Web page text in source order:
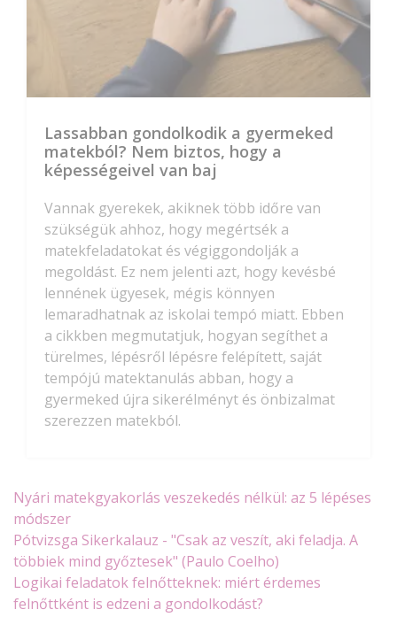
Lassabban gondolkodik a gyermeked
matekból? Nem biztos, hogy a
képességeivel van baj
Vannak gyerekek, akiknek több időre van
szükségük ahhoz, hogy megértsék a
matekfeladatokat és végiggondolják a
megoldást. Ez nem jelenti azt, hogy kevésbé
lennének ügyesek, mégis könnyen
lemaradhatnak az iskolai tempó miatt. Ebben
a cikkben megmutatjuk, hogyan segíthet a
türelmes, lépésről lépésre felépített, saját
tempójú matektanulás abban, hogy a
gyermeked újra sikerélményt és önbizalmat
szerezzen matekból.
Nyári matekgyakorlás veszekedés nélkül: az 5 lépéses
módszer
Pótvizsga Sikerkalauz - "Csak az veszít, aki feladja. A
többiek mind győztesek" (Paulo Coelho)
Logikai feladatok felnőtteknek: miért érdemes
felnőttként is edzeni a gondolkodást?